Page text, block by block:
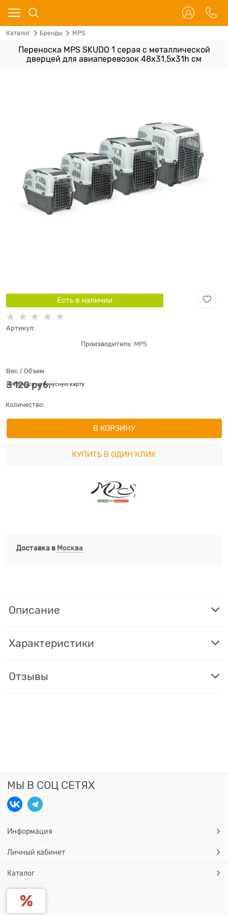
Каталог Бренды MPS
Переноска MPS SKUDO 1 серая с металлической
дверцей для авиаперевозок 48х31,5х31h см
Есть в наличии
Артикул:
Производитель: MPS
Вес / Объем
3 120 руб.
+94 бонуса на бонусную карту
Количество:
В КОРЗИНУ
КУПИТЬ В ОДИН КЛИК
Доставка в Москва
Описание
Характеристики
Отзывы
МЫ В СОЦ СЕТЯХ
Информация
Личный кабинет
Каталог